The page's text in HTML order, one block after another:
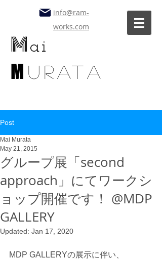
Mai
M uratA
info@ram-
works.com
Post
グループ展「second
approach」にてワークシ
ョップ開催です！ @MDP
GALLERY
Mai Murata
May 21, 2015
Updated: Jan 17, 2020
MDP GALLERYの展示に伴い、